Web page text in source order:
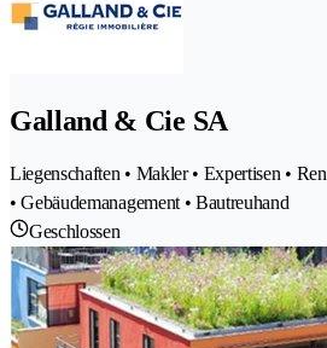
Galland & Cie SA
Liegenschaften • Makler • Expertisen •
• Gebäudemanagement • Bautreuhand
Geschlossen